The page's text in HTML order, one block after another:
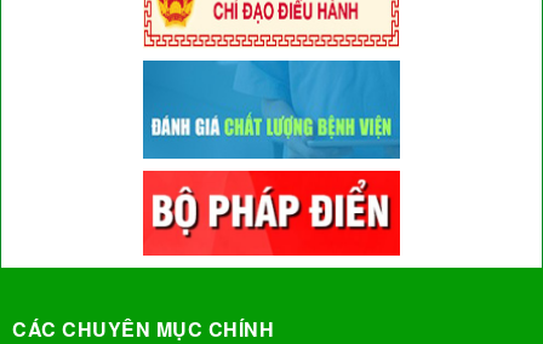
CÁC CHUYÊN MỤC CHÍNH